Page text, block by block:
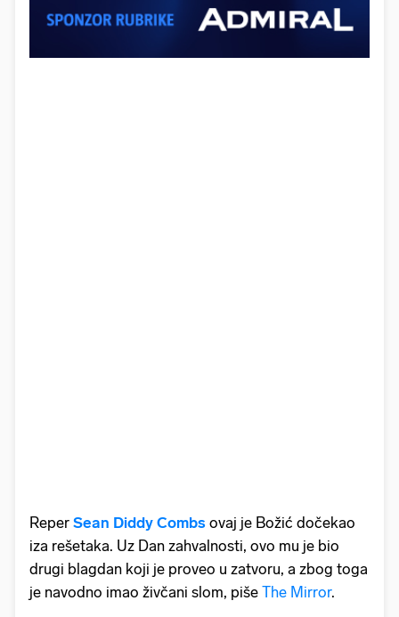
Reper Sean Diddy Combs ovaj je Božić dočekao
iza rešetaka. Uz Dan zahvalnosti, ovo mu je bio
drugi blagdan koji je proveo u zatvoru, a zbog toga
je navodno imao živčani slom, piše The Mirror.